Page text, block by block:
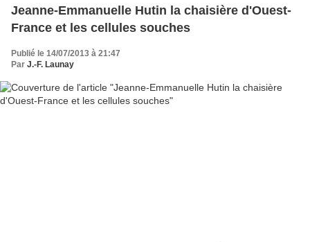
Jeanne-Emmanuelle Hutin la chaisière d'Ouest-
France et les cellules souches
Publié le 14/07/2013 à 21:47
Par J.-F. Launay